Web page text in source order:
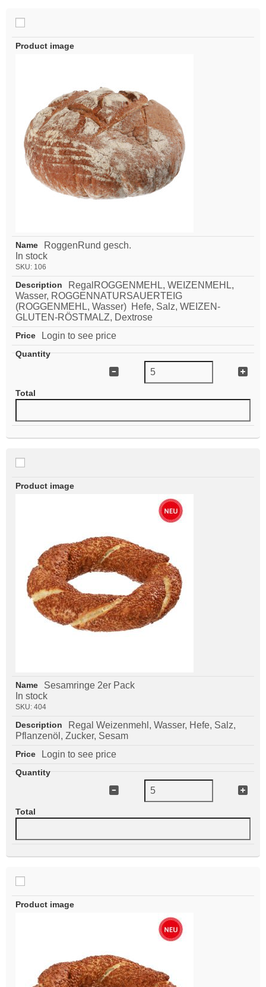
RoggenRund gesch.
In stock
SKU: 106
RegalROGGENMEHL, WEIZENMEHL,
Wasser, ROGGENNATURSAUERTEIG
(ROGGENMEHL, Wasser) Hefe, Salz, WEIZEN-
GLUTEN-RÖSTMALZ, Dextrose
Login to see price
Sesamringe 2er Pack
In stock
SKU: 404
Regal Weizenmehl, Wasser, Hefe, Salz,
Pflanzenöl, Zucker, Sesam
Login to see price